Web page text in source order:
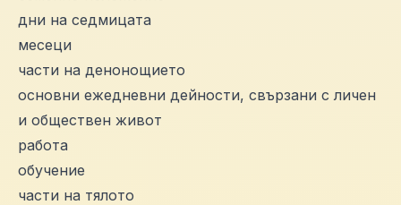
дни на седмицата
месеци
части на денонощието
основни ежедневни дейности, свързани с личен
и обществен живот
работа
обучение
части на тялото